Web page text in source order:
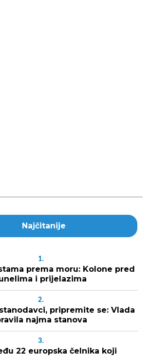
Najčitanije
1.
prema moru: Kolone pred
i prijelazima
2.
pripremite se: Vlada
najma stanova
3.
22 europska čelnika koji